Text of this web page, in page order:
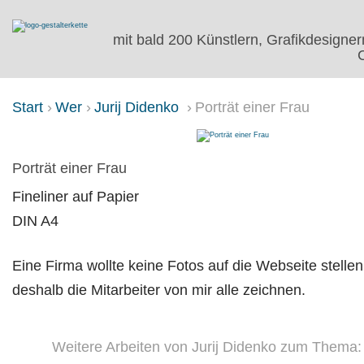
mit bald 200 Künstlern,
Start Wer Jurij Didenko Porträt einer Frau
PORTRÄT EINER FRAU
Porträt einer Frau
Fineliner auf Papier
DIN A4
Eine Firma wollte keine Fotos auf die Webseite
deshalb die Mitarbeiter von mir alle zeichnen.
Weitere Arbeiten von Jurij Didenko zum